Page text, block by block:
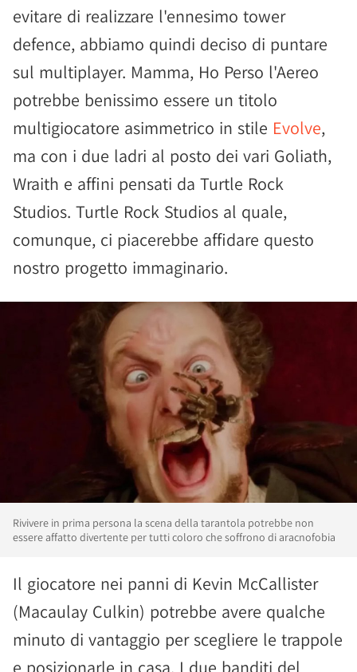
evitare di realizzare l'ennesimo tower
defence, abbiamo quindi deciso di puntare
sul multiplayer. Mamma, Ho Perso l'Aereo
potrebbe benissimo essere un titolo
multigiocatore asimmetrico in stile Evolve,
ma con i due ladri al posto dei vari Goliath,
Wraith e affini pensati da Turtle Rock
Studios. Turtle Rock Studios al quale,
comunque, ci piacerebbe affidare questo
nostro progetto immaginario.
Rivivere in prima persona la scena della tarantola potrebbe non
essere affatto divertente per tutti coloro che soffrono di aracnofobia
Il giocatore nei panni di Kevin McCallister
(Macaulay Culkin) potrebbe avere qualche
minuto di vantaggio per scegliere le trappole
e posizionarle in casa. I due banditi del